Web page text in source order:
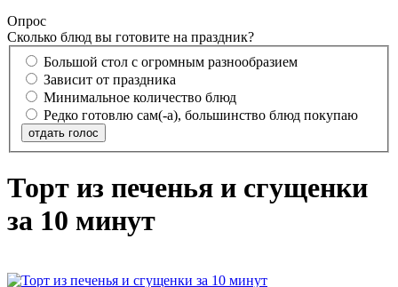
Опрос
Сколько блюд вы готовите на праздник?
Большой стол с огромным разнообразием
Зависит от праздника
Минимальное количество блюд
Редко готовлю сам(-а), большинство блюд покупаю
отдать голос
Торт из печенья и сгущенки
за 10 минут